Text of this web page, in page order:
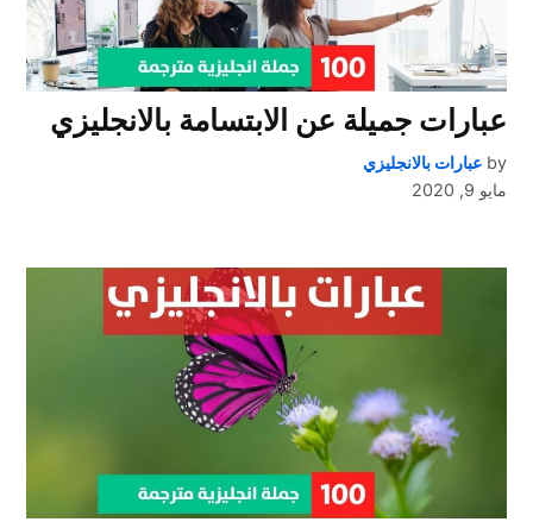
عبارات جميلة عن الابتسامة بالانجليزي
by عبارات بالانجليزي
مايو 9, 2020